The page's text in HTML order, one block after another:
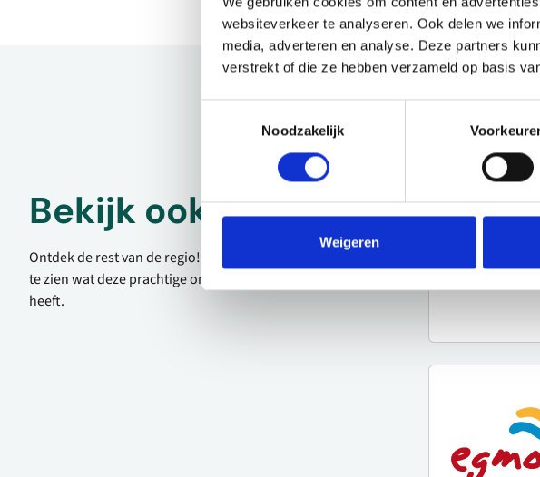
websiteverkeer te analyseren. Ook delen we
media, adverteren en analyse. Deze partners
verstrekt of die ze hebben verzameld op basis
Noodzakelijk
Weigeren
Bekijk ook eens
Ontdek de rest van de regio! Bekijk de andere websites om
te zien wat deze prachtige omgeving nog meer te bieden
heeft.